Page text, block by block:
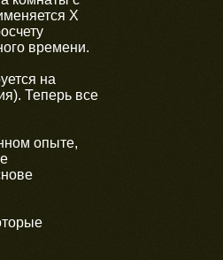
X
времени.
на
Теперь все
опыте,